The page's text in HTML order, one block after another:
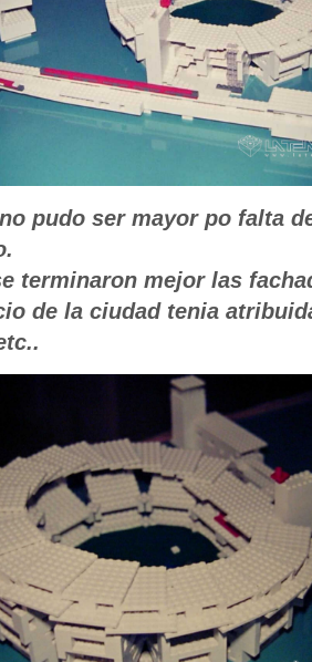
pudo ser mayor po falta
terminaron mejor las
de la ciudad tenia